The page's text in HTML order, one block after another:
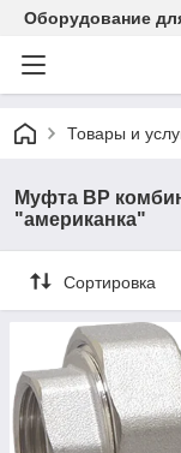
Оборудование
Товары и
Муфта ВР
"американка"
Сортировка